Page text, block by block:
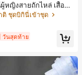
หญิงสายถักไหล่ เสื้อว่า
พร้อมสายผูกหลังสีตัด
พักผ่อน ชายหาด ฤดูร้อ
ติ ชุดบิกินี่เข้าชุด
วันสุดท้าย